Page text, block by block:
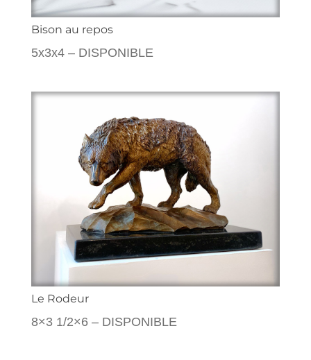
Bison au repos
5x3x4 – DISPONIBLE
Le Rodeur
8×3 1/2×6 – DISPONIBLE